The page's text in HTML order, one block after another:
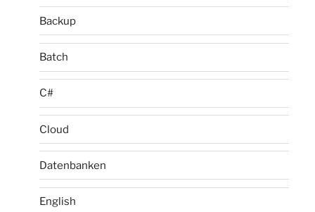
Backup
Batch
C#
Cloud
Datenbanken
English